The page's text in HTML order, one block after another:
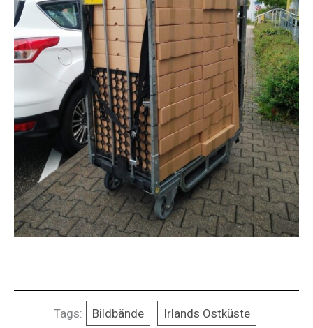
Tags: Bildbände Irlands Ostküste